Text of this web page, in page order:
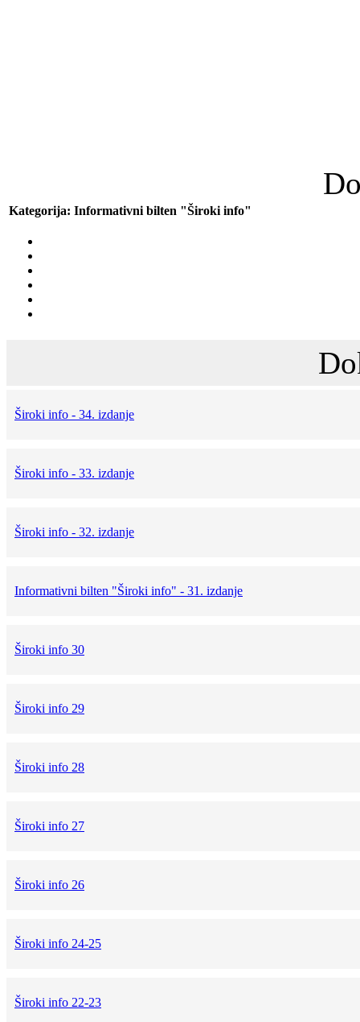
Kategorija: Informativni bilten "Široki info"
Široki info - 34. izdanje
Široki info - 33. izdanje
Široki info - 32. izdanje
Informativni bilten "Široki info" - 31. izdanje
Široki info 30
Široki info 29
Široki info 28
Široki info 27
Široki info 26
Široki info 24-25
Široki info 22-23